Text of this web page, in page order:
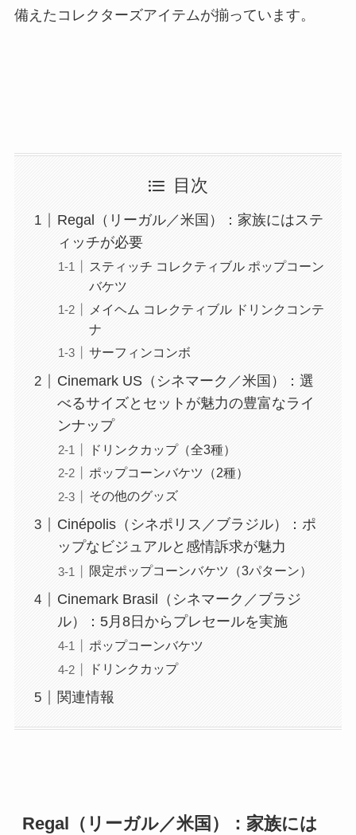
備えたコレクターズアイテムが揃っています。
目次
Regal（リーガル／米国）：家族にはステ
ィッチが必要
スティッチ コレクティブル ポップコーン
バケツ
メイヘム コレクティブル ドリンクコンテ
ナ
サーフィンコンボ
Cinemark US（シネマーク／米国）：選
べるサイズとセットが魅力の豊富なライ
ンナップ
ドリンクカップ（全3種）
ポップコーンバケツ（2種）
その他のグッズ
Cinépolis（シネポリス／ブラジル）：ポ
ップなビジュアルと感情訴求が魅力
限定ポップコーンバケツ（3パターン）
Cinemark Brasil（シネマーク／ブラジ
ル）：5月8日からプレセールを実施
ポップコーンバケツ
ドリンクカップ
関連情報
Regal（リーガル／米国）：家族には